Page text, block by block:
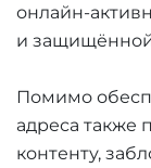
онлайн-
и защищённой
Помимо
адреса также
контенту,